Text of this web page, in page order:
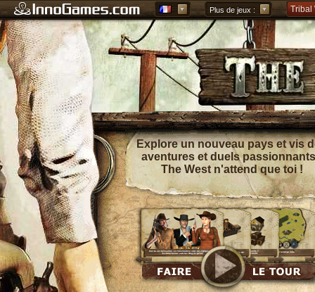
Plus de jeux : Tribal
Explore un nouveau pays et vis
aventures et duels
The West n'attend que toi !